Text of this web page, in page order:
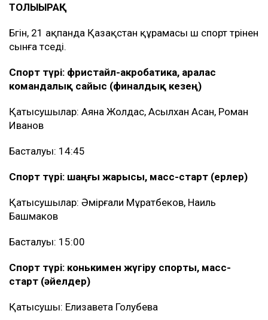
ТОЛЫҒЫРАҚ
Бүгін, 21 ақпанда Қазақстан құрамасы үш спорт түрінен
сынға түседі.
Спорт түрі: фристайл-акробатика, аралас
командалық сайыс (финалдық кезең)
Қатысушылар: Аяна Жолдас, Асылхан Асан, Роман
Иванов
Басталуы: 14:45
Спорт түрі: шаңғы жарысы, масс-старт (ерлер)
Қатысушылар: Әмірғали Мұратбеков, Наиль
Башмаков
Басталуы: 15:00
Спорт түрі: конькимен жүгіру спорты, масс-
старт (әйелдер)
Қатысушы: Елизавета Голубева